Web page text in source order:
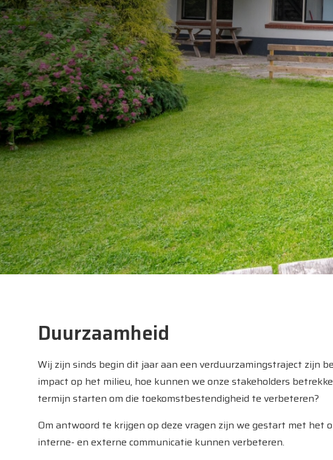
Duurzaamheid
Wij zijn sinds begin dit jaar aan een verduurzamingstraject zijn
impact op het milieu, hoe kunnen we onze stakeholders
termijn starten om die toekomstbestendigheid te verbeteren?
Om antwoord te krijgen op deze vragen zijn we gestart met het
interne- en externe communicatie kunnen verbeteren.